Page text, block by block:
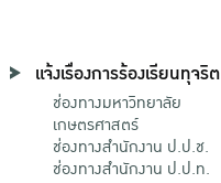
แจ้งเรื่องการร้องเรียนทุจริต
ช่องทางมหาวิทยาลัย
เกษตรศาสตร์
ช่องทางสำนักงาน ป.ป.ช.
ช่องทางสำนักงาน ป.ป.ท.